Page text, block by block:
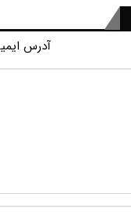
آدرس